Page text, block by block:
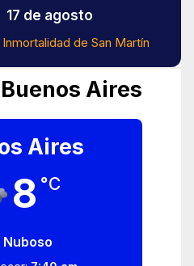
17 de agosto
Inmortalidad de San Martín
Aires
Aires
8 °C
Nuboso